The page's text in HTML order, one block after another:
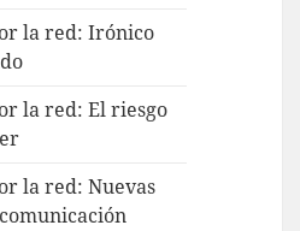
la red: Irónico
la red: El riesgo
la red: Nuevas